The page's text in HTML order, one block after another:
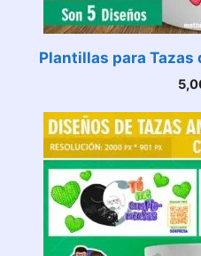
Plantillas para Tazas